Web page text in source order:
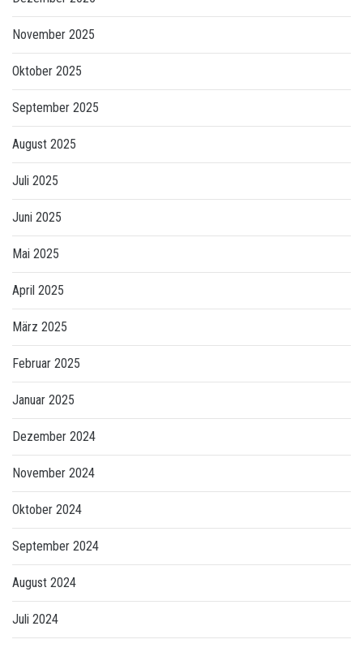
November 2025
Oktober 2025
September 2025
August 2025
Juli 2025
Juni 2025
Mai 2025
April 2025
März 2025
Februar 2025
Januar 2025
Dezember 2024
November 2024
Oktober 2024
September 2024
August 2024
Juli 2024